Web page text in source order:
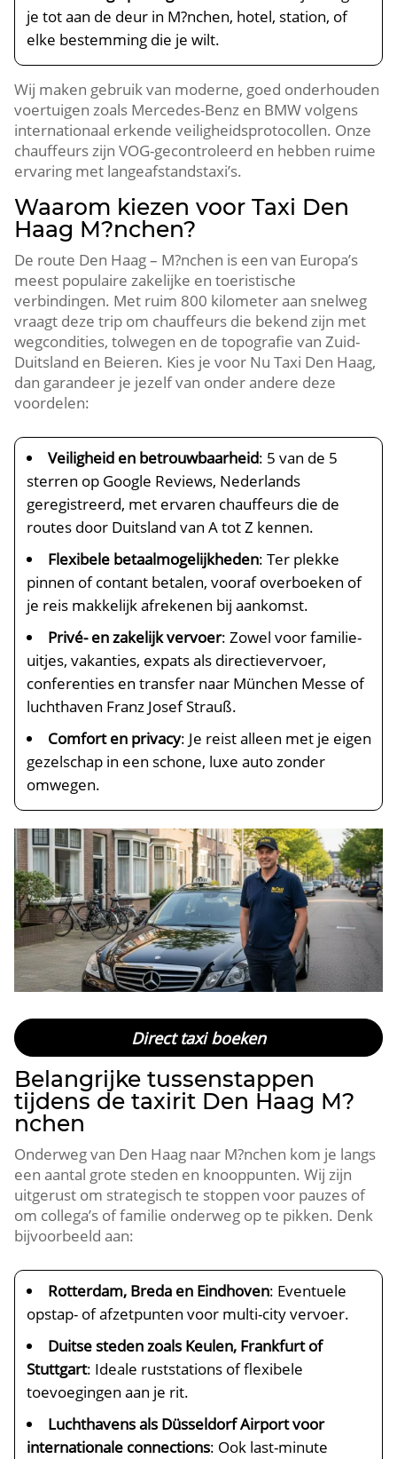
je tot aan de deur in M?nchen, hotel, station, of
elke bestemming die je wilt.
Wij maken gebruik van moderne, goed onderhouden
voertuigen zoals Mercedes-Benz en BMW volgens
internationaal erkende veiligheidsprotocollen. Onze
chauffeurs zijn VOG-gecontroleerd en hebben ruime
ervaring met langeafstandstaxi’s.
Waarom kiezen voor Taxi Den
Haag M?nchen?
De route Den Haag – M?nchen is een van Europa’s
meest populaire zakelijke en toeristische
verbindingen. Met ruim 800 kilometer aan snelweg
vraagt deze trip om chauffeurs die bekend zijn met
wegcondities, tolwegen en de topografie van Zuid-
Duitsland en Beieren. Kies je voor Nu Taxi Den Haag,
dan garandeer je jezelf van onder andere deze
voordelen:
Veiligheid en betrouwbaarheid: 5 van de 5
sterren op Google Reviews, Nederlands
geregistreerd, met ervaren chauffeurs die de
routes door Duitsland van A tot Z kennen.
Flexibele betaalmogelijkheden: Ter plekke
pinnen of contant betalen, vooraf overboeken of
je reis makkelijk afrekenen bij aankomst.
Privé- en zakelijk vervoer: Zowel voor familie-
uitjes, vakanties, expats als directievervoer,
conferenties en transfer naar München Messe of
luchthaven Franz Josef Strauß.
Comfort en privacy: Je reist alleen met je eigen
gezelschap in een schone, luxe auto zonder
omwegen.
Direct taxi boeken
Belangrijke tussenstappen
tijdens de taxirit Den Haag M?
nchen
Onderweg van Den Haag naar M?nchen kom je langs
een aantal grote steden en knooppunten. Wij zijn
uitgerust om strategisch te stoppen voor pauzes of
om collega’s of familie onderweg op te pikken. Denk
bijvoorbeeld aan:
Rotterdam, Breda en Eindhoven: Eventuele
opstap- of afzetpunten voor multi-city vervoer.
Duitse steden zoals Keulen, Frankfurt of
Stuttgart: Ideale ruststations of flexibele
toevoegingen aan je rit.
Luchthavens als Düsseldorf Airport voor
internationale connections: Ook last-minute